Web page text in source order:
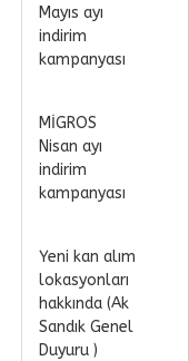
Mayıs ayı
indirim
kampanyası
MİGROS
Nisan ayı
indirim
kampanyası
Yeni kan alım
lokasyonları
hakkında (Ak
Sandık Genel
Duyuru )